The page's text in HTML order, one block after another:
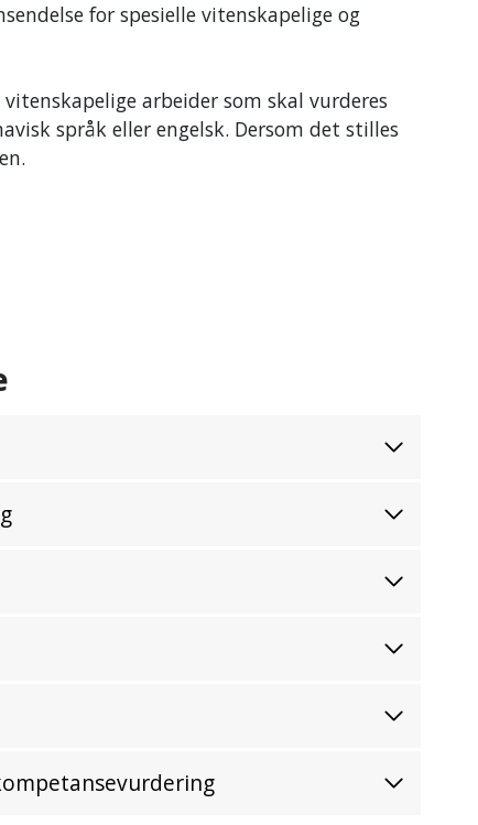
for spesielle vitenskapelige og
arbeider som skal vurderes
språk eller engelsk. Dersom det stilles